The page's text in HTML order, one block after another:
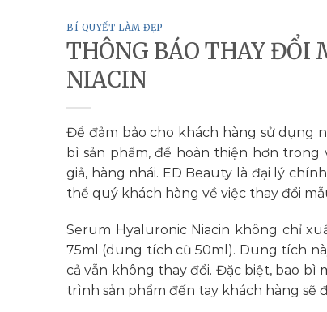
BÍ QUYẾT LÀM ĐẸP
THÔNG BÁO THAY ĐỔI
NIACIN
Để đảm bảo cho khách hàng sử dụng
bì sản phẩm, để hoàn thiện hơn
giả, hàng nhái. ED Beauty là đại lý
thể quý khách hàng về việc thay đổi
Serum Hyaluronic Niacin không chỉ
75ml (dung tích cũ 50ml). Dung tích
cả vẫn không thay đổi. Đặc biệt, bao bì
trình sản phẩm đến tay khách hàng sẽ